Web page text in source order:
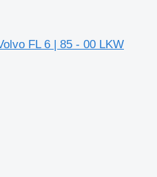
FL 6 | 85 - 00 LKW